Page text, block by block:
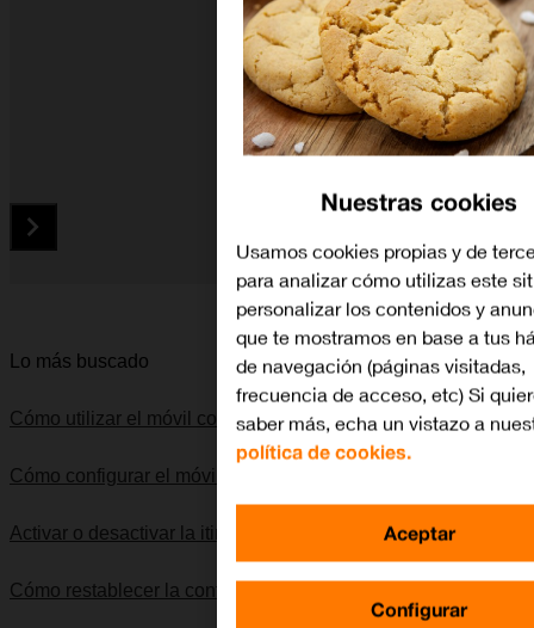
Diapositiva 1 de 5. OPPO A98 5G - Black - imagen 1
Lo más buscado
Cómo utilizar el móvil como punto de acceso Wi-Fi
Cómo configurar el móvil para internet
Activar o desactivar la itinerancia de datos
Cómo restablecer la configuración predeterminada
Nuestras cookies
Usamos cookies propias y de
para analizar cómo utilizas este
personalizar los contenidos y
que te mostramos en base a tus
de navegación (páginas visitadas,
frecuencia de acceso, etc) Si
saber más, echa un vistazo a
política de cookies.
Configurar
Aceptar